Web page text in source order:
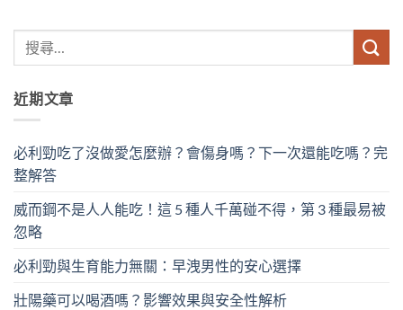
近期文章
必利勁吃了沒做愛怎麼辦？會傷身嗎？下一次還能吃嗎？完
整解答
威而鋼不是人人能吃！這 5 種人千萬碰不得，第 3 種最易被
忽略
必利勁與生育能力無關：早洩男性的安心選擇
壯陽藥可以喝酒嗎？影響效果與安全性解析